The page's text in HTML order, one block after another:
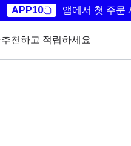
APP10 앱에서 첫 주문
추천하고 적립하세요